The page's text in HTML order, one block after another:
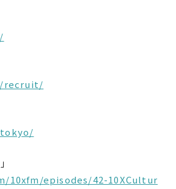
recruit/
10xfm/episodes/42-10XCultur